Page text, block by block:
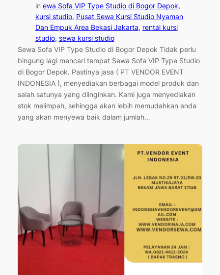
in ewa Sofa VIP Type Studio di Bogor Depok
kursi studio, Pusat Sewa Kursi Studio Nyaman
Dan Empuk Area Bekasi Jakarta, rental kursi
studio, sewa kursi studio
Sewa Sofa VIP Type Studio di Bogor Depok Tidak perlu
bingung lagi mencari tempat Sewa Sofa VIP Type Studio
di Bogor Depok. Pastinya jasa ( PT VENDOR EVENT
INDONESIA ), menyediakan berbagai model produk dan
salah satunya yang diinginkan. Kami juga menyediakan
stok melimpah, sehingga akan lebih memudahkan anda
yang akan menyewa baik dalam jumlah…